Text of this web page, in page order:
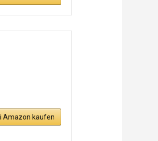
Amazon kaufen